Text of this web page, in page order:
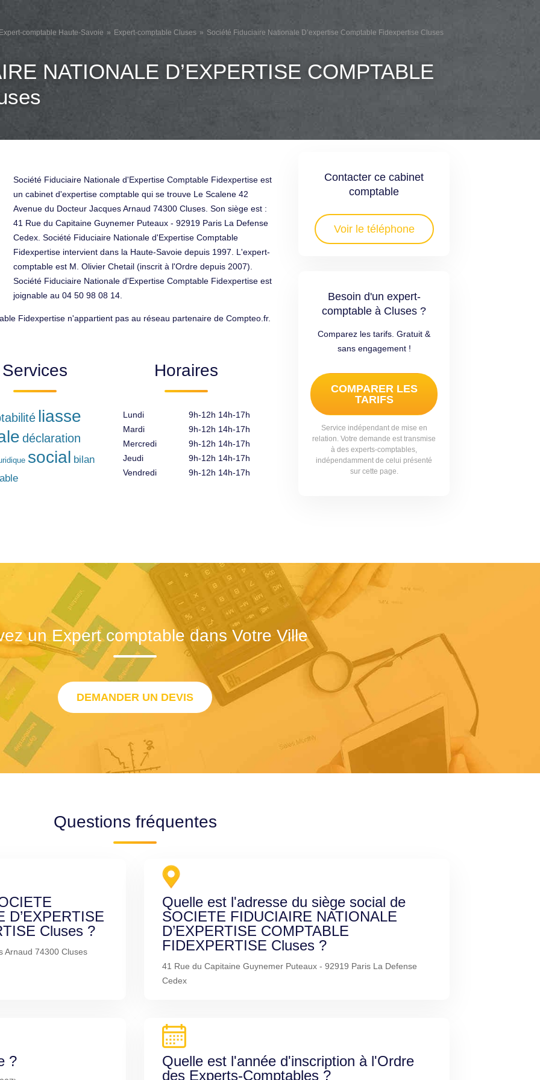
comptable Haute-Savoie Expert-comptable Cluses Société Fiduciaire Nationale D’expertise Comptable Fidexpertise Cluses
NATIONALE D’EXPERTISE COMPTABLE
Contacter ce cabinet
comptable
Voir le téléphone
Besoin d'un expert-
comptable à Cluses ?
Comparez les tarifs. Gratuit &
sans engagement !
COMPARER LES
TARIFS
Service indépendant de mise en
relation. Votre demande est transmise
à des experts-comptables,
indépendamment de celui présenté
sur cette page.
Société Fiduciaire Nationale d'Expertise Comptable Fidexpertise est
un cabinet d'expertise comptable qui se trouve Le Scalene 42
Avenue du Docteur Jacques Arnaud 74300 Cluses. Son siège est :
41 Rue du Capitaine Guynemer Puteaux - 92919 Paris La Defense
Cedex. Société Fiduciaire Nationale d'Expertise Comptable
Fidexpertise intervient dans la Haute-Savoie depuis 1997. L'expert-
comptable est M. Olivier Chetail (inscrit à l'Ordre depuis 2007).
Société Fiduciaire Nationale d'Expertise Comptable Fidexpertise est
joignable au 04 50 98 08 14.
Fidexpertise n'appartient pas au réseau partenaire de Compteo.fr.
Services
liasse
déclaration
social bilan
Horaires
Lundi
Mardi
Mercredi
Jeudi
Vendredi
9h-12h 14h-17h
9h-12h 14h-17h
9h-12h 14h-17h
9h-12h 14h-17h
9h-12h 14h-17h
un Expert comptable dans Votre Ville
DEMANDER UN DEVIS
Questions fréquentes
D’EXPERTISE
Cluses ?
Arnaud 74300 Cluses
Quelle est l'adresse du siège social de
SOCIETE FIDUCIAIRE NATIONALE
D’EXPERTISE COMPTABLE
FIDEXPERTISE Cluses ?
41 Rue du Capitaine Guynemer Puteaux - 92919 Paris La Defense
Cedex
?
Quelle est l'année d'inscription à l'Ordre
des Experts-Comptables ?